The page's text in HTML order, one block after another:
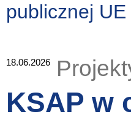
publicznej UE
18.06.2026
KSAP w